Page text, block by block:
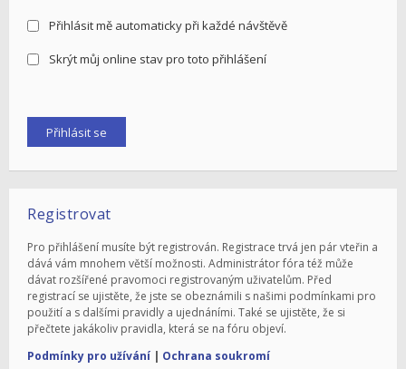
Přihlásit mě automaticky při každé návštěvě
Skrýt můj online stav pro toto přihlášení
Registrovat
Pro přihlášení musíte být registrován. Registrace trvá jen pár vteřin a
dává vám mnohem větší možnosti. Administrátor fóra též může
dávat rozšířené pravomoci registrovaným uživatelům. Před
registrací se ujistěte, že jste se obeznámili s našimi podmínkami pro
použití a s dalšími pravidly a ujednáními. Také se ujistěte, že si
přečtete jakákoliv pravidla, která se na fóru objeví.
Podmínky pro užívání | Ochrana soukromí